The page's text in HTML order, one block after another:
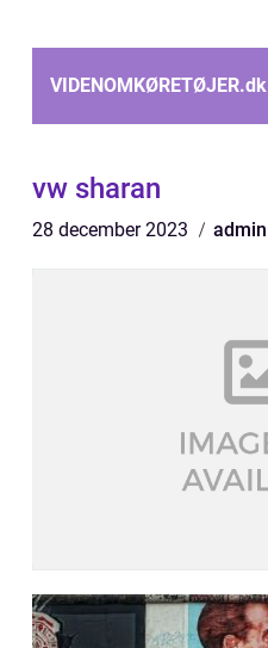
VIDENOMKØRETØJER.dk
vw sharan
28 december 2023 admin